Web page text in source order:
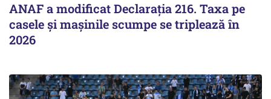
ANAF a modificat Declarația 216. Taxa pe
casele și mașinile scumpe se triplează în
2026